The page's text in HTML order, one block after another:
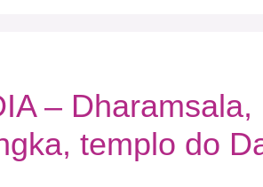
– Dharamsala,
templo do